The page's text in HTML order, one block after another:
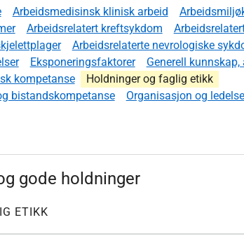
Arbeidsmedisinsk klinisk arbeid
Arbeidsrelatert kreftsykdom
Arbeidsrelaterte nevrologiske
Eksponeringsfaktorer
Generell
kompetanse
Holdninger og faglig etikk
bistandskompetanse
Organisasjon og ledelse
gode holdninger
ETIKK